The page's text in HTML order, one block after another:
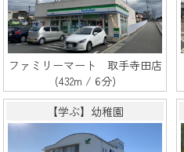
ファミリーマート 取手寺田店
(432m / 6分)
【学ぶ】幼稚園